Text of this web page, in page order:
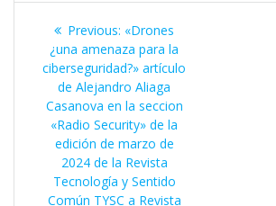
Navegación
de
entradas
Previous: Previous
post:
«Drones
¿una amenaza para la
ciberseguridad?» artículo
de Alejandro Aliaga
Casanova en la seccion
«Radio Security» de la
edición de marzo de
2024 de la Revista
Tecnología y Sentido
Común TYSC a Revista